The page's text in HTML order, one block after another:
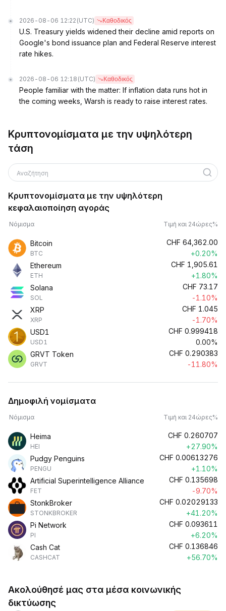
2026-08-06 12:22 (UTC) Καθοδικός
U.S. Treasury yields widened their decline amid reports on
Google's bond issuance plan and Federal Reserve interest
rate hikes.
2026-08-06 12:18 (UTC) Καθοδικός
People familiar with the matter: If inflation data runs hot in
the coming weeks, Warsh is ready to raise interest rates.
Κρυπτονομίσματα με την υψηλότερη
τάση
Αναζήτηση
Κρυπτονομίσματα με την υψηλότερη
κεφαλαιοποίηση αγοράς
Νόμισμα Τιμή και 24ώρες%
Bitcoin
BTC
CHF 64,362.00
+0.20%
Ethereum
ETH
CHF 1,905.61
+1.80%
Solana
SOL
CHF 73.17
-1.10%
XRP
XRP
CHF 1.045
-1.70%
USD1
USD1
CHF 0.999418
0.00%
GRVT Token
GRVT
CHF 0.290383
-11.80%
Δημοφιλή νομίσματα
Νόμισμα Τιμή και 24ώρες%
Heima
HEI
CHF 0.260707
+27.90%
Pudgy Penguins
PENGU
CHF 0.00613276
+1.10%
Artificial Superintelligence Alliance
FET
CHF 0.135698
-9.70%
StonkBroker
STONKBROKER
CHF 0.02029133
+41.20%
Pi Network
PI
CHF 0.093611
+6.20%
Cash Cat
CASHCAT
CHF 0.136846
+56.70%
Ακολούθησέ μας στα μέσα κοινωνικής
δικτύωσης